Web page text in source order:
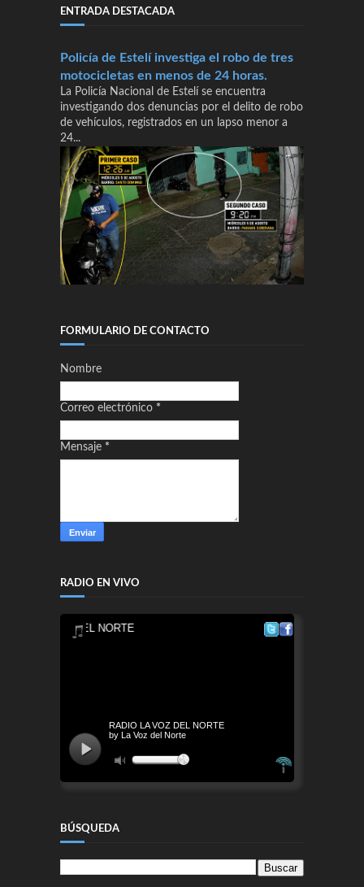
ENTRADA DESTACADA
Policía de Estelí investiga el robo de tres
motocicletas en menos de 24 horas.
La Policía Nacional de Estelí se encuentra
investigando dos denuncias por el delito de robo
de vehículos, registrados en un lapso menor a
24...
FORMULARIO DE CONTACTO
Nombre
Correo electrónico *
Mensaje *
RADIO EN VIVO
BÚSQUEDA